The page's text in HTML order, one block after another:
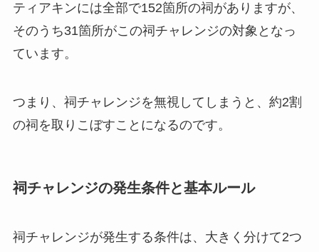
ティアキンには全部で152箇所の祠がありますが、
そのうち31箇所がこの祠チャレンジの対象となっ
ています。
つまり、祠チャレンジを無視してしまうと、約2割
の祠を取りこぼすことになるのです。
祠チャレンジの発生条件と基本ルール
祠チャレンジが発生する条件は、大きく分けて2つ